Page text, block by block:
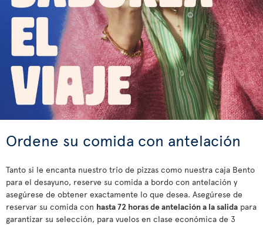
Ordene su comida con antelación
Tanto si le encanta nuestro trío de pizzas como nuestra caja Bento
para el desayuno, reserve su comida a bordo con antelación y
asegúrese de obtener exactamente lo que desea. Asegúrese de
reservar su comida con hasta 72 horas de antelación a la salida para
garantizar su selección, para vuelos en clase económica de 3